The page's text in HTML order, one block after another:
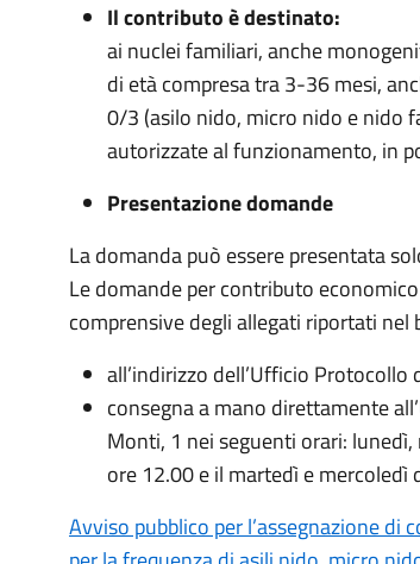
Il contributo è destinato:
ai nuclei familiari, anche
di età compresa tra 3-36 mesi,
0/3 (asilo nido, micro nido e nido
autorizzate al funzionamento, in
Presentazione domande
La domanda può essere presentata
Le domande per contributo
comprensive degli allegati riportati
all’indirizzo dell’Ufficio Protocollo
consegna a mano direttamente
Monti, 1 nei seguenti orari:
ore 12.00 e il martedì e mercoledì
Avviso pubblico per l’assegnazione